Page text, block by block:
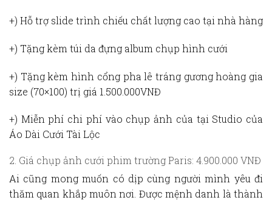
+) Hỗ trợ slide trình chiếu chất lượng cao tại nhà hàng
+) Tặng kèm túi da đựng album chụp hình cưới
+) Tặng kèm hình cổng pha lê tráng gương hoàng gia
size (70×100) trị giá 1.500.000VNĐ
+) Miễn phí chi phí vào chụp ảnh của tại Studio của
Áo Dài Cưới Tài Lộc
2. Giá chụp ảnh cưới phim trường Paris: 4.900.000 VNĐ
Ai cũng mong muốn có dịp cùng người mình yêu đi
thăm quan khắp muôn nơi. Được mệnh danh là thành